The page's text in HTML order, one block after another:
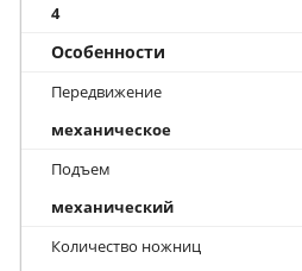
4
Особенности
Передвижение
механическое
Подъем
механический
Количество ножниц